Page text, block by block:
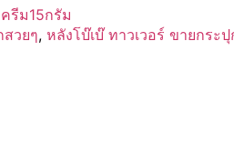
รีม15กรัม
สวยๆ, หลังโบ๊เบ๊ ทาวเวอร์ ขายกระ